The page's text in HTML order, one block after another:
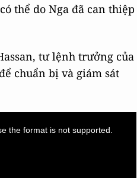
thể do Nga đã can thiệp
tư lệnh trưởng của
chuẩn bị và giám sát
the format is not supported.